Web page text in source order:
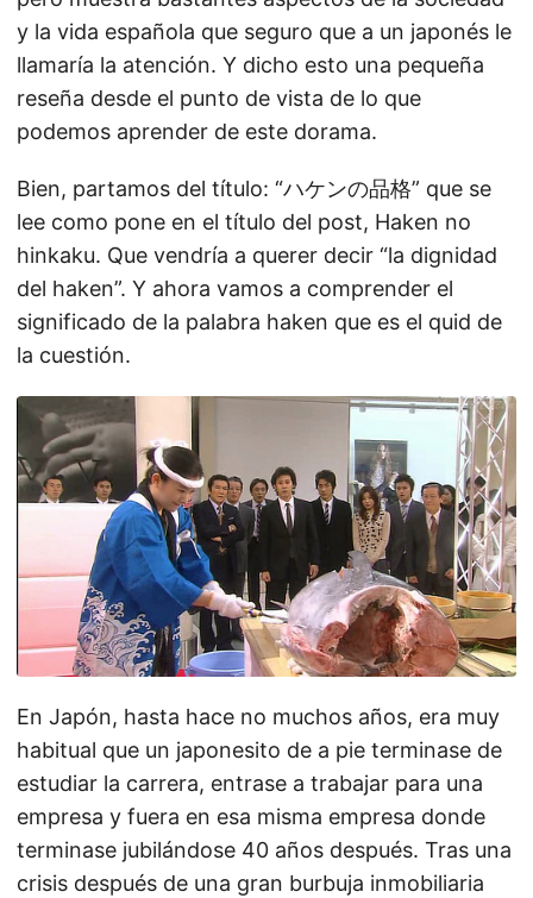
y la vida española que seguro que a un japonés le
llamaría la atención. Y dicho esto una pequeña
reseña desde el punto de vista de lo que
podemos aprender de este dorama.
Bien, partamos del título: “ハケンの品格” que se
lee como pone en el título del post, Haken no
hinkaku. Que vendría a querer decir “la dignidad
del haken”. Y ahora vamos a comprender el
significado de la palabra haken que es el quid de
la cuestión.
En Japón, hasta hace no muchos años, era muy
habitual que un japonesito de a pie terminase de
estudiar la carrera, entrase a trabajar para una
empresa y fuera en esa misma empresa donde
terminase jubilándose 40 años después. Tras una
crisis después de una gran burbuja inmobiliaria